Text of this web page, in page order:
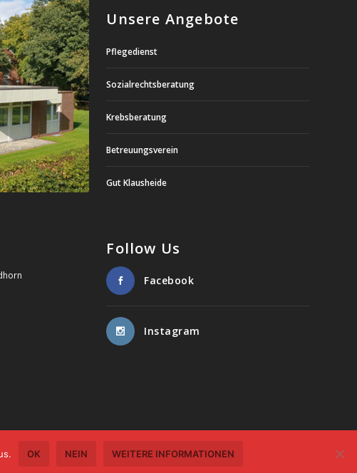
Unsere Angebote
Pflegedienst
Sozialrechtsberatung
Krebsberatung
Betreuungsverein
Gut Klausheide
Follow Us
Facebook
Instagram
OK NEIN WEITERE INFORMATIONEN